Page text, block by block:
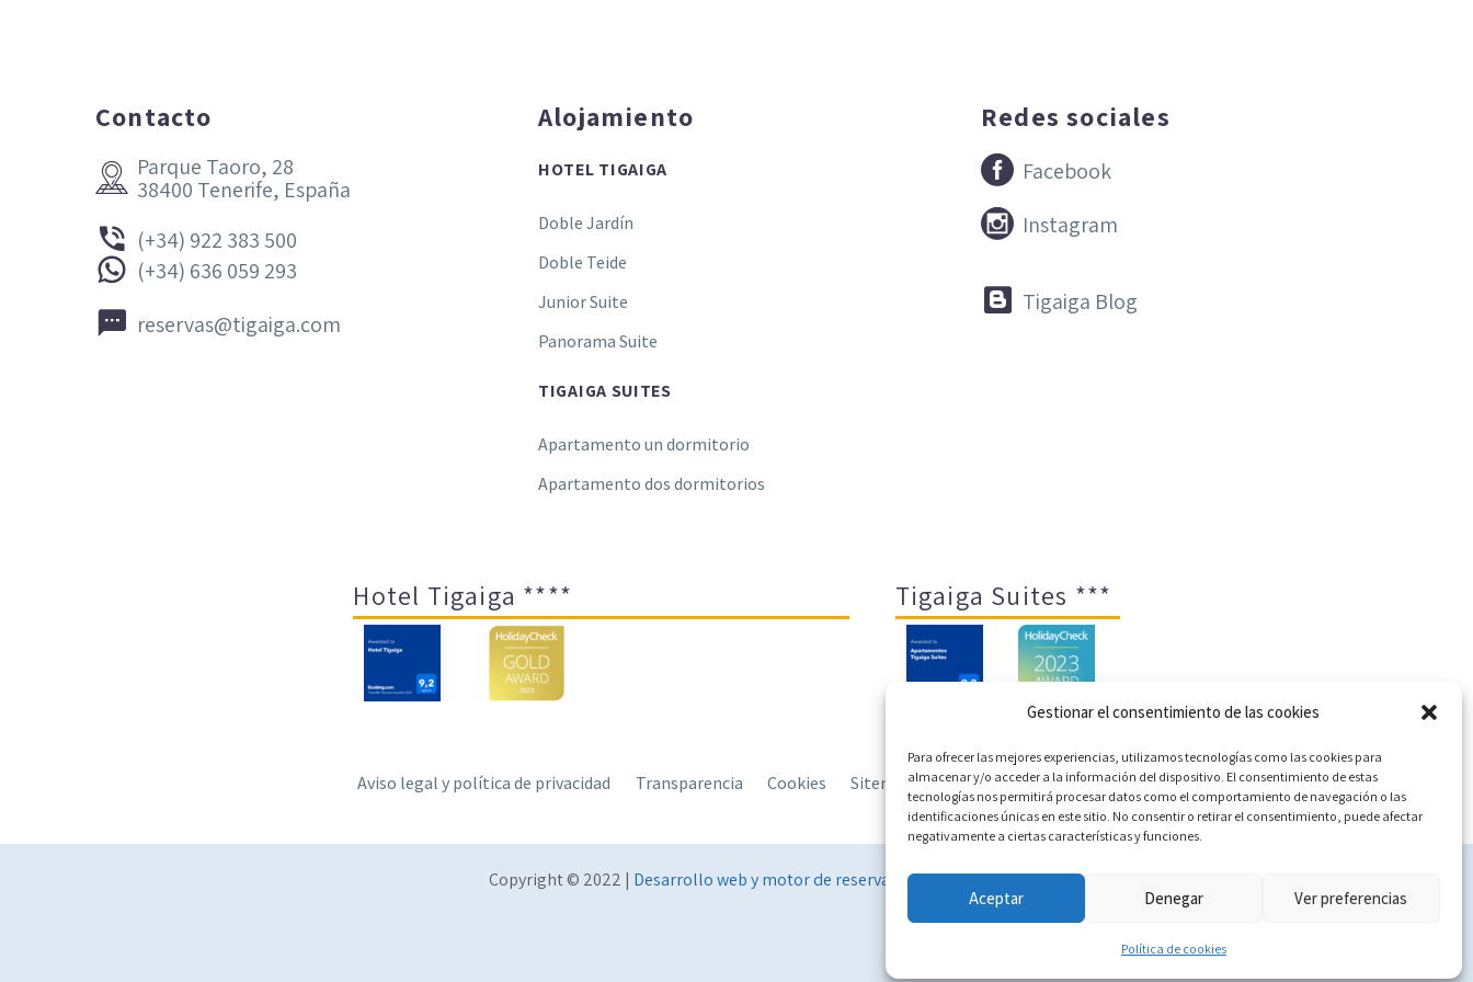
Gestionar el consentimiento de las cookies
Para ofrecer las mejores experiencias, utilizamos tecnologías como las cookies para
almacenar y/o acceder a la información del dispositivo. El consentimiento de estas
tecnologías nos permitirá procesar datos como el comportamiento de navegación o las
identificaciones únicas en este sitio. No consentir o retirar el consentimiento, puede afectar
negativamente a ciertas características y funciones.
Aceptar Denegar Ver preferencias
Política de cookies
Contacto

 Parque Taoro, 28
38400 Tenerife, España

 (+34) 922 383 500

 (+34) 636 059 293

 reservas@tigaiga.com
Alojamiento
HOTEL TIGAIGA
Doble Jardín
Doble Teide
Junior Suite
Panorama Suite
TIGAIGA SUITES
Apartamento un dormitorio
Apartamento dos dormitorios
Redes sociales

 Facebook

 Instagram

 Tigaiga Blog
Hotel Tigaiga **** Tigaiga Suites ***
Aviso legal y política de privacidad Transparencia Cookies Sitemap Política de cookies (UE)
Copyright © 2022 | Desarrollo web y motor de reservas Conectatec